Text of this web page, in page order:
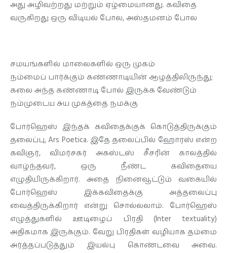
அது அழிவற்றது மற்றும் ஏழ்மையானது. கவிதை
வருகிறது ஒரு விடியல் போல, அஸ்தமனம் போல
சமயங்களில் மாலைகளில் ஒரு முகம்
நம்மைப் பார்க்கும் கண்ணாடியின் ஆழத்திலிருந்து;
கலை அந்த கண்ணாடி போல் இருக்க வேண்டும்
நம்முடைய சுய முகத்தை நமக்கு
போர்ஹெஸ் இந்தக் கவிதைக்குக் கொடுத்திருக்கும்
தலைப்பு, Ars Poetica. இதே தலைப்பில் ஹோரஸ் என்ற
கவிஞர், விமர்சகர் அகஸ்டஸ் சீசரின் காலத்தில்
வாழ்ந்தவர், ஒரு நீண்ட கவிதையை
எழுதியிருக்கிறார். அதை நினைவூட்டும் வகையில்
போர்ஹெஸ் இக்கவிதைக்கு அத்தலைப்பு
வைத்திருக்கிறார் என்று சொல்லலாம். போர்ஹெஸ்
எழுத்துகளில் ஊடிழைப் பிரதி (Inter textuality)
அதிகமாக இருக்கும். வேறு பிரதிகள் வழியாக தம்மை
அர்த்தப்படுத்தும் இயல்பு கொண்டவை அவை.